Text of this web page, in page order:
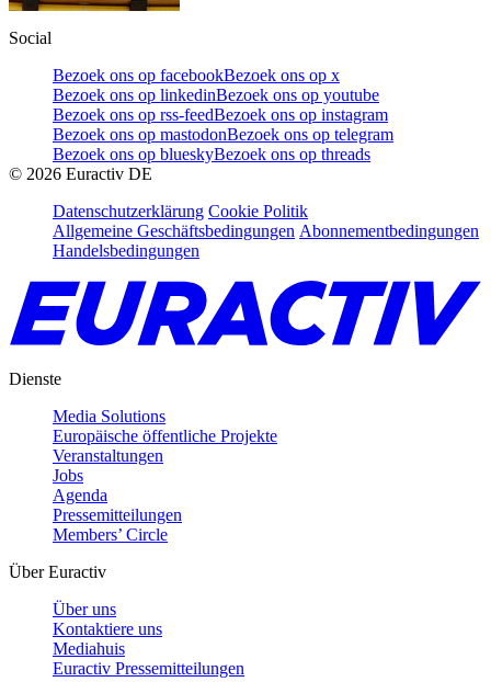
Social
Bezoek ons op facebookBezoek ons op x
Bezoek ons op linkedinBezoek ons op youtube
Bezoek ons op rss-feedBezoek ons op instagram
Bezoek ons op mastodonBezoek ons op telegram
Bezoek ons op blueskyBezoek ons op threads
© 2026 Euractiv DE
Datenschutzerklärung Cookie Politik
Allgemeine Geschäftsbedingungen Abonnementbedingungen
Handelsbedingungen
Dienste
Media Solutions
Europäische öffentliche Projekte
Veranstaltungen
Jobs
Agenda
Pressemitteilungen
Members’ Circle
Über Euractiv
Über uns
Kontaktiere uns
Mediahuis
Euractiv Pressemitteilungen